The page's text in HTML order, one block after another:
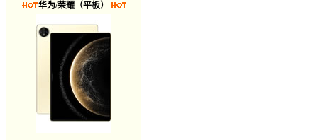
华为/荣耀（平板）